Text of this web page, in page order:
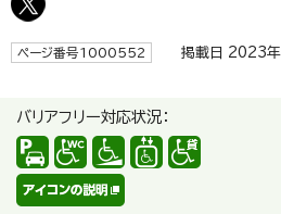
ページ番号1000552 掲載日 2023年
バリアフリー対応状況：